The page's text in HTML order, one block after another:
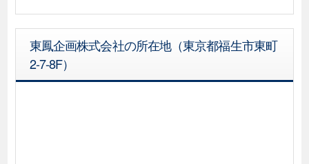
東鳳企画株式会社の所在地（東京都福生市東町
2-7-8F）